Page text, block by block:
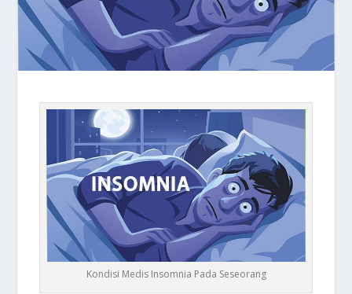
Kondisi Medis Insomnia Pada Seseorang